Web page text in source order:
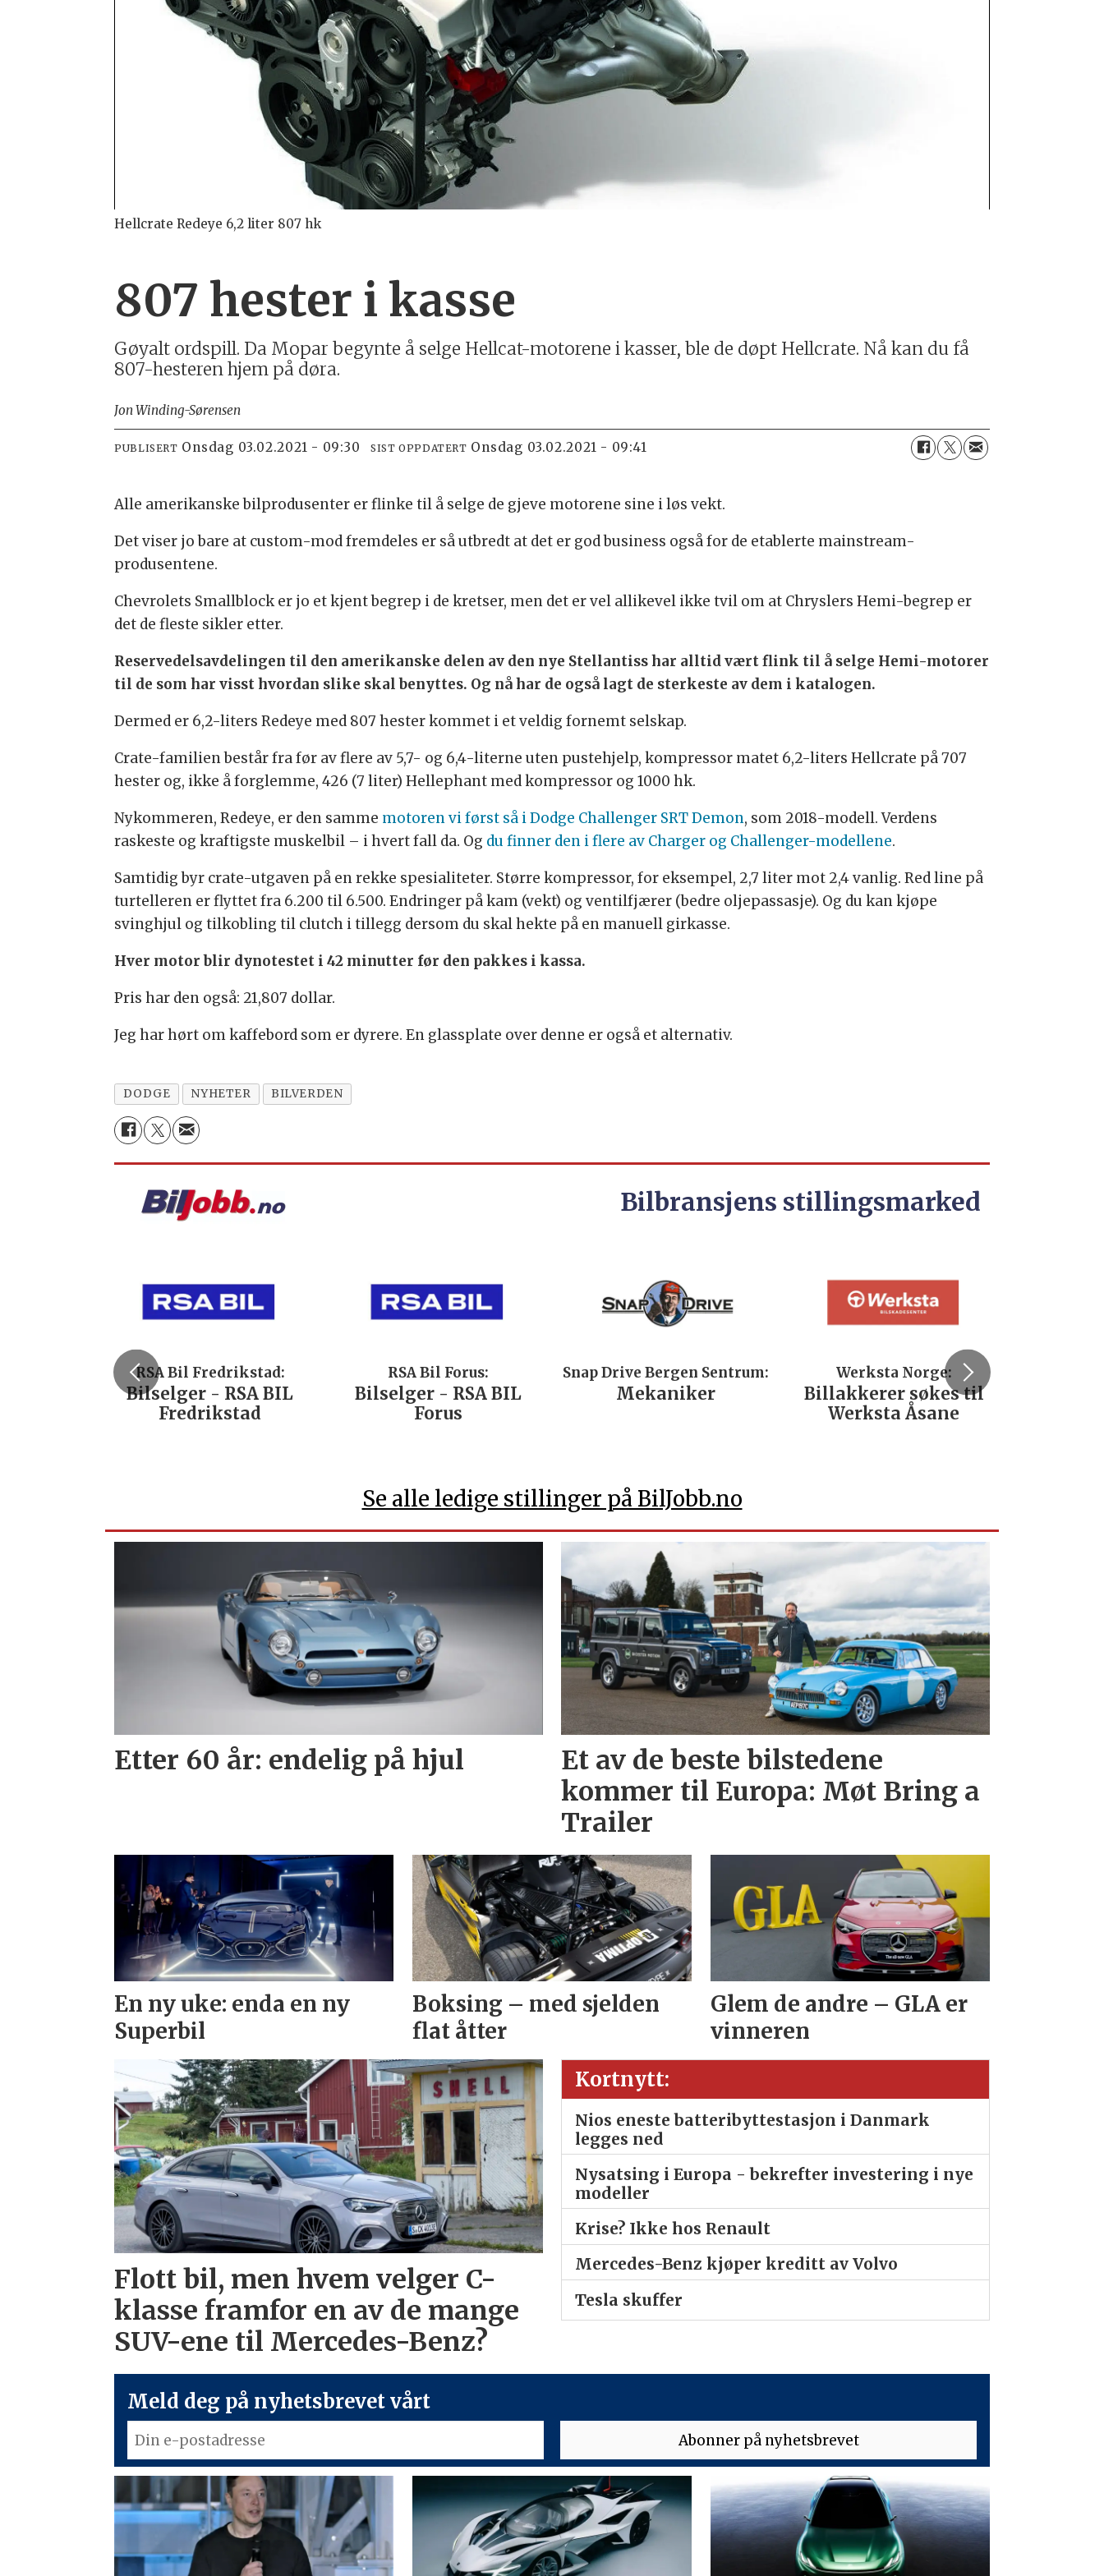
Hellcrate Redeye 6,2 liter 807 hk
807 hester i kasse
Gøyalt ordspill. Da Mopar begynte å selge Hellcat-motorene i kasser, ble de døpt Hellcrate. Nå kan du få
807-hesteren hjem på døra.
Jon Winding-Sørensen
PUBLISERT onsdag 03.02.2021 - 09:30 SIST OPPDATERT onsdag 03.02.2021 - 09:41
Alle amerikanske bilprodusenter er flinke til å selge de gjeve motorene sine i løs vekt.
Det viser jo bare at custom-mod fremdeles er så utbredt at det er god business også for de etablerte mainstream-
produsentene.
Chevrolets Smallblock er jo et kjent begrep i de kretser, men det er vel allikevel ikke tvil om at Chryslers Hemi-begrep er
det de fleste sikler etter.
Reservedelsavdelingen til den amerikanske delen av den nye Stellantiss har alltid vært flink til å selge Hemi-motorer
til de som har visst hvordan slike skal benyttes. Og nå har de også lagt de sterkeste av dem i katalogen.
Dermed er 6,2-liters Redeye med 807 hester kommet i et veldig fornemt selskap.
Crate-familien består fra før av flere av 5,7- og 6,4-literne uten pustehjelp, kompressor matet 6,2-liters Hellcrate på 707
hester og, ikke å forglemme, 426 (7 liter) Hellephant med kompressor og 1000 hk.
Nykommeren, Redeye, er den samme motoren vi først så i Dodge Challenger SRT Demon, som 2018-modell. Verdens
raskeste og kraftigste muskelbil – i hvert fall da. Og du finner den i flere av Charger og Challenger-modellene.
Samtidig byr crate-utgaven på en rekke spesialiteter. Større kompressor, for eksempel, 2,7 liter mot 2,4 vanlig. Red line på
turtelleren er flyttet fra 6.200 til 6.500. Endringer på kam (vekt) og ventilfjærer (bedre oljepassasje). Og du kan kjøpe
svinghjul og tilkobling til clutch i tillegg dersom du skal hekte på en manuell girkasse.
Hver motor blir dynotestet i 42 minutter før den pakkes i kassa.
Pris har den også: 21,807 dollar.
Jeg har hørt om kaffebord som er dyrere. En glassplate over denne er også et alternativ.
DODGE NYHETER BILVERDEN
Bilbransjens stillingsmarked
RSA Bil Fredrikstad:
Bilselger - RSA BIL
Fredrikstad
RSA Bil Forus:
Bilselger - RSA BIL
Forus
Snap Drive Bergen Sentrum:
Mekaniker
Werksta Norge:
Billakkerer søkes til
Werksta Åsane
Se alle ledige stillinger på BilJobb.no
Etter 60 år: endelig på hjul
Et av de beste bilstedene
kommer til Europa: Møt Bring a
Trailer
En ny uke: enda en ny
Superbil
Boksing – med sjelden
flat åtter
Glem de andre – GLA er
vinneren
Flott bil, men hvem velger C-
klasse framfor en av de mange
SUV-ene til Mercedes-Benz?
Kortnytt:
Nios eneste batteribyttestasjon i Danmark
legges ned
Nysatsing i Europa - bekrefter investering i nye
modeller
Krise? Ikke hos Renault
Mercedes-Benz kjøper kreditt av Volvo
Tesla skuffer
Meld deg på nyhetsbrevet vårt